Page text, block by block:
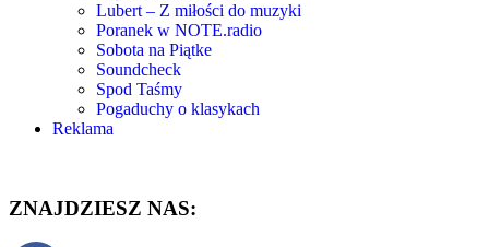
Lubert – Z miłości do muzyki
Poranek w NOTE.radio
Sobota na Piątke
Soundcheck
Spod Taśmy
Pogaduchy o klasykach
Reklama
ZNAJDZIESZ NAS: